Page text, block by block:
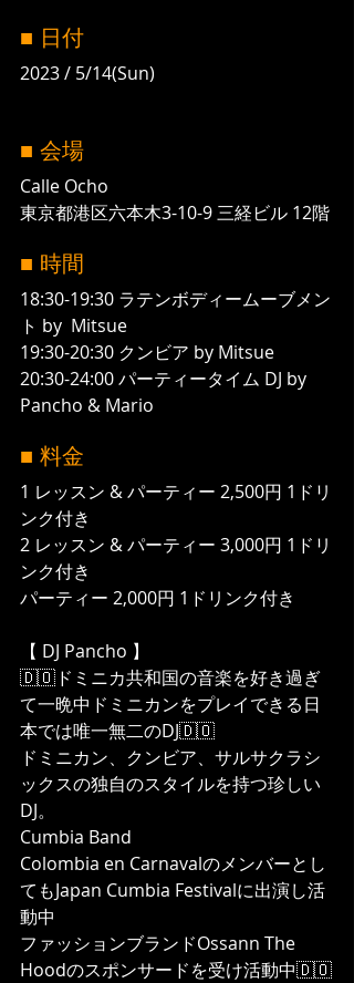
■ 日付
2023 / 5/14(Sun)
■ 会場
Calle Ocho
東京都港区六本木3-10-9 三経ビル 12階
■ 時間
18:30-19:30 ラテンボディームーブメン
ト by  Mitsue
19:30-20:30 クンビア by Mitsue
20:30-24:00 パーティータイム DJ by
Pancho & Mario
■ 料金
1 レッスン & パーティー 2,500円 1ドリ
ンク付き
2 レッスン & パーティー 3,000円 1ドリ
ンク付き
パーティー 2,000円 1ドリンク付き
【 DJ Pancho 】
🇩🇴ドミニカ共和国の音楽を好き過ぎ
て一晩中ドミニカンをプレイできる日
本では唯一無二のDJ🇩🇴
ドミニカン、クンビア、サルサクラシ
ックスの独自のスタイルを持つ珍しい
DJ。
Cumbia Band
Colombia en Carnavalのメンバーとし
てもJapan Cumbia Festivalに出演し活
動中
ファッションブランドOssann The
Hoodのスポンサードを受け活動中🇩🇴